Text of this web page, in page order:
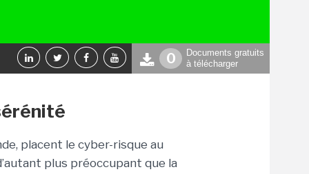
0
Documents gratuits
à télécharger
placent le cyber-risque au
plus préoccupant que la